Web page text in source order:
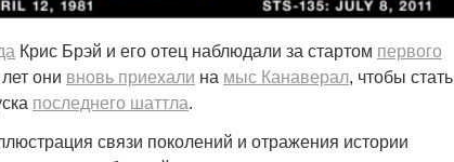
Крис Брэй и его отец наблюдали за стартом первого
они вновь приехали на мыс Канаверал, чтобы стать
последнего шаттла.
связи поколений и отражения истории